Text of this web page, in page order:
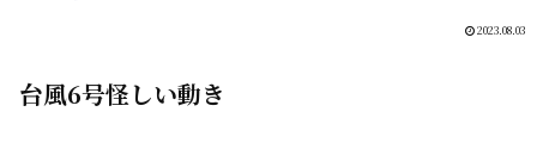
2023.08.03
台風6号怪しい動き